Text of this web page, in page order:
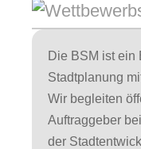
Die BSM ist ein
Stadtplanung
Wir begleiten
Auftraggeber
der